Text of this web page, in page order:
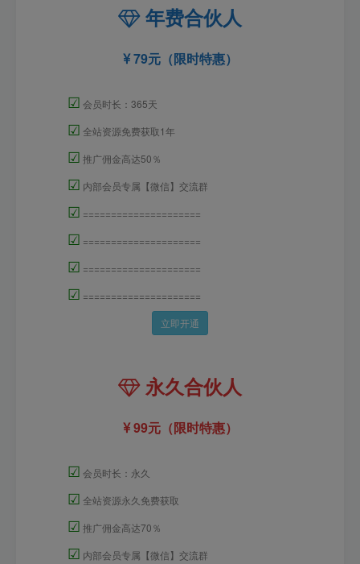
年费合伙人
79元（限时特惠）
☑ 会员时长：365天
☑ 全站资源免费获取1年
☑ 推广佣金高达50％
☑ 内部会员专属【微信】交流群
☑ =====================
☑ =====================
☑ =====================
☑ =====================
立即开通
永久合伙人
99元（限时特惠）
☑ 会员时长：永久
☑ 全站资源永久免费获取
☑ 推广佣金高达70％
☑ 内部会员专属【微信】交流群